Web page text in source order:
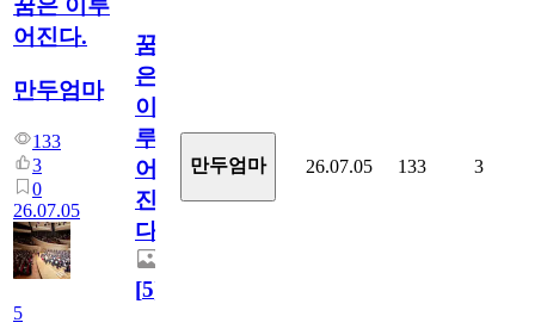
꿈은 이루
어진다.
만두엄마
133
3
0
26.07.05
5
꿈
은
이
루
어
진
다.
[5]
만두엄마 26.07.05 133 3